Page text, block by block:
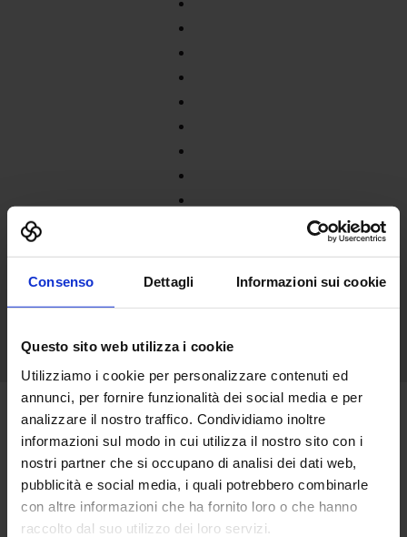
Consenso Dettagli Informazioni sui cookie
Questo sito web utilizza i cookie
Utilizziamo i cookie per personalizzare contenuti ed
annunci, per fornire funzionalità dei social media e per
analizzare il nostro traffico. Condividiamo inoltre
informazioni sul modo in cui utilizza il nostro sito con i
nostri partner che si occupano di analisi dei dati web,
pubblicità e social media, i quali potrebbero combinarle
con altre informazioni che ha fornito loro o che hanno
raccolto dal suo utilizzo dei loro servizi.
15
Giu
OLIBAR_FOODNESS1